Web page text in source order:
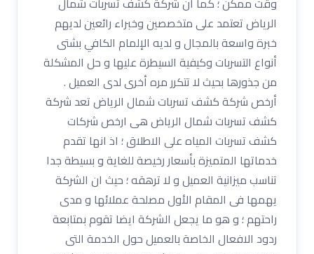
الرياض تعتمد على متخصصين وخبراء رائعين لديهم
خبرة واسعة بالمجال و لديه الإلمام الكافي بشتى
أنواع التسربات وكيفية السيطرة عليها و حل المشكلة
من جذورها بحيث لا تتكرر مره أخرى لدى العميل .
أرخص شركة كشف تسربات شمال الرياض تعد شركة
كشف تسربات شمال الرياض هى ارخص شركات
كشف تسربات المياه على الاطلاق ؛ اذ انها تقدم
خدماتها المتميزة بأسعار رخيصة للغاية و بسيطة جدا
تناسب ميزانية العميل و لا ترهقه ؛ حيث ان الشركة
يهمها فى المقام الأول مصلحة عملائها و مدى
راحتهم ؛ و هو ما يجعل الشركة ايضا تقوم بمتابعة
ردود الافعال الخاصة بالعميل حول الخدمة التى